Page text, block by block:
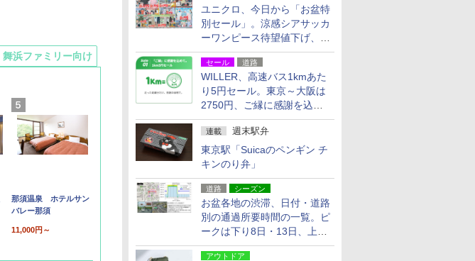
ユニクロ、今日から「お盆特
別セール」。涼感シアサッカ
ーワンピース待望値下げ、撥
水ギアショーツは1990円に
セール 道路
WILLER、高速バス1kmあた
り5円セール。東京～大阪は
2750円、ご縁に感謝を込め
た20周年記念キャンペーン
連載 週末駅弁
東京駅「Suicaのペンギン チ
キンのり弁」
道路 シーズン
お盆各地の渋滞、日付・道路
別の通過所要時間の一覧。ピ
ークは下り8日・13日、上り
14日・15日
アウトドア
那須温泉 ホテルサン
バレー那須
11,000円～
舞浜ファミリー向け